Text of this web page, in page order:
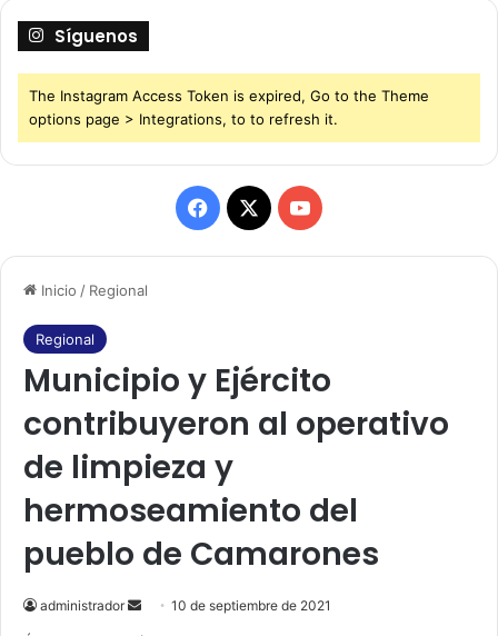
Inicio / Regional
Regional
Municipio y Ejército
contribuyeron al operativo
de limpieza y
hermoseamiento del
pueblo de Camarones
administrador
e
10 de septiembre de 2021
Síguenos
The Instagram Access Token is expired, Go to the Theme
options page > Integrations, to to refresh it.
F
a
b
o
o
k
X
Y
o
u
b